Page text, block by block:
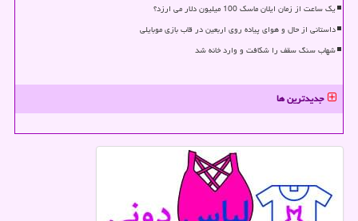
یک ساعت از زمان ایلان ماسک 100 میلیون دلار می ارزد؟
داستانی از حال و هوای پیاده روی اربعین در قاب بازی موبایلی
شهاب سنگ سقف را شکافت و وارد خانه شد
جدیدترین ها